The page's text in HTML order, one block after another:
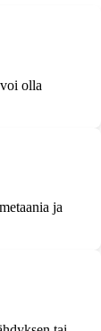
olla
ja